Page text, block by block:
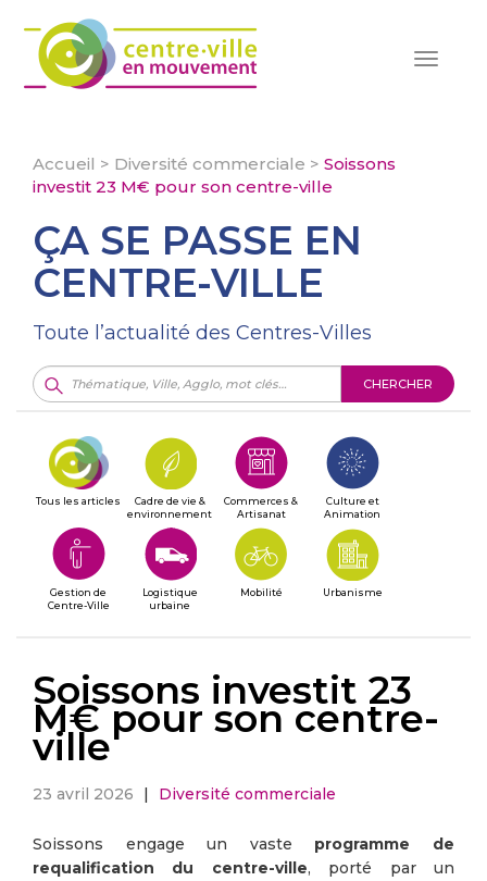
Toggle
Accueil > Diversité commerciale > Soissons
investit 23 M€ pour son centre-ville
ÇA SE PASSE EN
CENTRE-VILLE
Toute l’actualité des Centres-Villes
CHERCHER
Tous les articles
Cadre de vie &
environnement
Commerces &
Artisanat
Culture et
Animation
Gestion de
Centre-Ville
Logistique
urbaine
Mobilité Urbanisme
Soissons investit 23
M€ pour son centre-
ville
23 avril 2026 | Diversité commerciale
Soissons engage un vaste programme de
requalification du centre-ville, porté par un